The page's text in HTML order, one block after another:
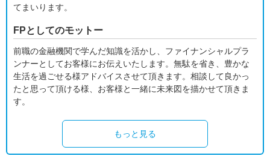
てまいります。
FPとしてのモットー
前職の金融機関で学んだ知識を活かし、ファイナンシャルプラ
ンナーとしてお客様にお伝えいたします。無駄を省き、豊かな
生活を過ごせる様アドバイスさせて頂きます。相談して良かっ
たと思って頂ける様、お客様と一緒に未来図を描かせて頂きま
す。
もっと見る